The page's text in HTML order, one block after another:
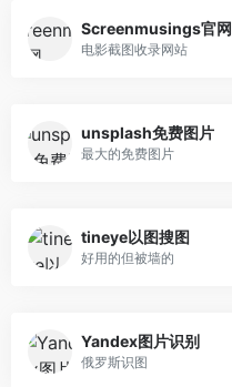
Screenmusings官网
电影截图收录网站
unsplash免费图片
最大的免费图片
tineye以图搜图
好用的但被墙的
Yandex图片识别
俄罗斯识图